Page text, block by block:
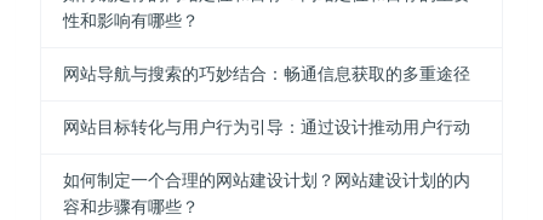
性和影响有哪些？
网站导航与搜索的巧妙结合：畅通信息获取的多重途径
网站目标转化与用户行为引导：通过设计推动用户行动
如何制定一个合理的网站建设计划？网站建设计划的内
容和步骤有哪些？